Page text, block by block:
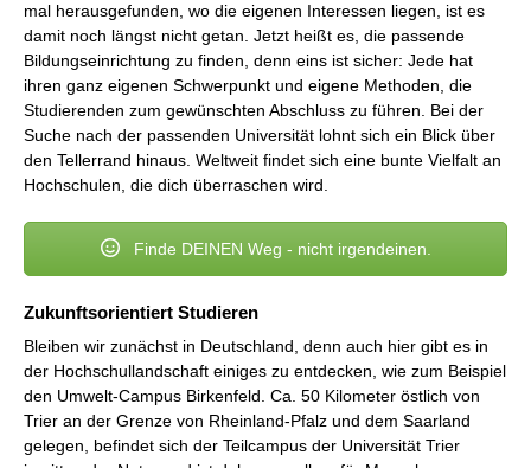
mal herausgefunden, wo die eigenen Interessen liegen, ist es
damit noch längst nicht getan. Jetzt heißt es, die passende
Bildungseinrichtung zu finden, denn eins ist sicher: Jede hat
ihren ganz eigenen Schwerpunkt und eigene Methoden, die
Studierenden zum gewünschten Abschluss zu führen. Bei der
Suche nach der passenden Universität lohnt sich ein Blick über
den Tellerrand hinaus. Weltweit findet sich eine bunte Vielfalt an
Hochschulen, die dich überraschen wird.
Finde DEINEN Weg - nicht irgendeinen.
Zukunftsorientiert Studieren
Bleiben wir zunächst in Deutschland, denn auch hier gibt es in
der Hochschullandschaft einiges zu entdecken, wie zum Beispiel
den Umwelt-Campus Birkenfeld. Ca. 50 Kilometer östlich von
Trier an der Grenze von Rheinland-Pfalz und dem Saarland
gelegen, befindet sich der Teilcampus der Universität Trier